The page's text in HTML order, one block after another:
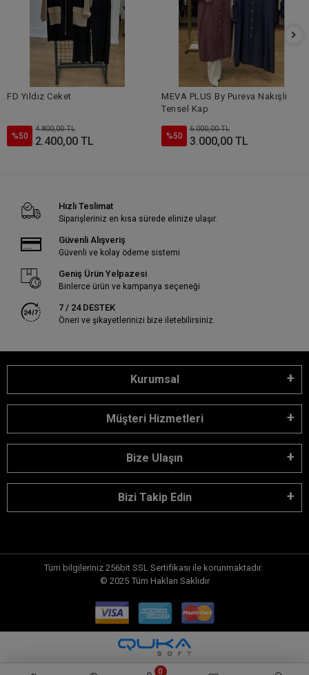
FD Yıldız Ceket
%50
4.800,00 TL
2.400,00 TL
MEVA PLUS By Pureva Nakışlı
Tensel Kap
%50
6.000,00 TL
3.000,00 TL
Hızlı Teslimat
Siparişleriniz en kısa sürede elinize ulaşır.
Güvenli Alışveriş
Güvenli ve kolay ödeme sistemi
Geniş Ürün Yelpazesi
Binlerce ürün ve kampanya seçeneği
7 / 24 DESTEK
Öneri ve şikayetlerinizi bize iletebilirsiniz.
Kurumsal
Müşteri Hizmetleri
Bize Ulaşın
Bizi Takip Edin
Tüm bilgileriniz 256bit SSL Sertifikası ile korunmaktadır.
© 2025 Tüm Hakları Saklıdır
0